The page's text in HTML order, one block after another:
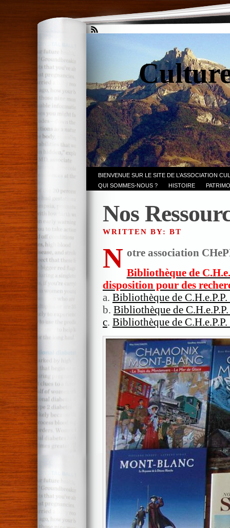
BIENVENUE SUR LE SITE DE L’ASSOCIATION
QUI SOMMES-NOUS ?
HISTOIRE
Nos
WRITTEN BY: BT
N otre association
Bibliothèque de
disposition pour des
a. Bibliothèque de
b. Bibliothèque de
c. Bibliothèque de